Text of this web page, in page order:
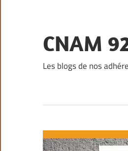
content
CNAM
Les blogs de nos